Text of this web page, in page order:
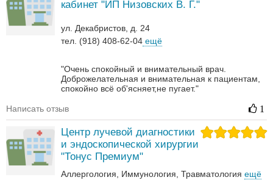
кабинет "ИП Низовских В. Г."
ул. Декабристов, д. 24
тел. (918) 408-62-04 ещё
"Очень спокойный и внимательный врач.
Доброжелательная и внимательная к пациентам,
спокойно всё об'ясняет,не пугает."
Написать отзыв 1
Центр лучевой диагностики
и эндоскопической хирургии
"Тонус Премиум"
Аллергология Иммунология Травматология ещё